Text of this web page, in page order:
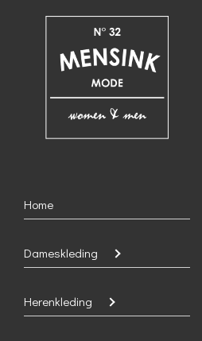
Home
Dameskleding
Herenkleding